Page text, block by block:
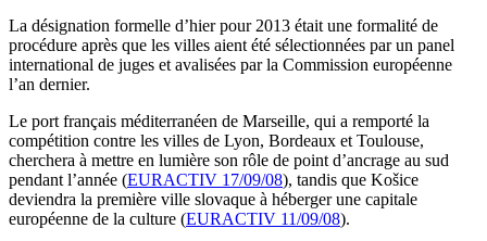
La désignation formelle d’hier pour 2013 était une formalité de
procédure après que les villes aient été sélectionnées par un panel
international de juges et avalisées par la Commission européenne
l’an dernier.
Le port français méditerranéen de Marseille, qui a remporté la
compétition contre les villes de Lyon, Bordeaux et Toulouse,
cherchera à mettre en lumière son rôle de point d’ancrage au sud
pendant l’année (EURACTIV 17/09/08), tandis que Košice
deviendra la première ville slovaque à héberger une capitale
européenne de la culture (EURACTIV 11/09/08).